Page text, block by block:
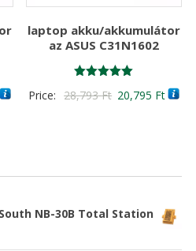
laptop akku/akkumulátor
az ASUS C31N1602
5.00
Price: 28,793Ft Original
20,795 Ft
NB-30B Total Station